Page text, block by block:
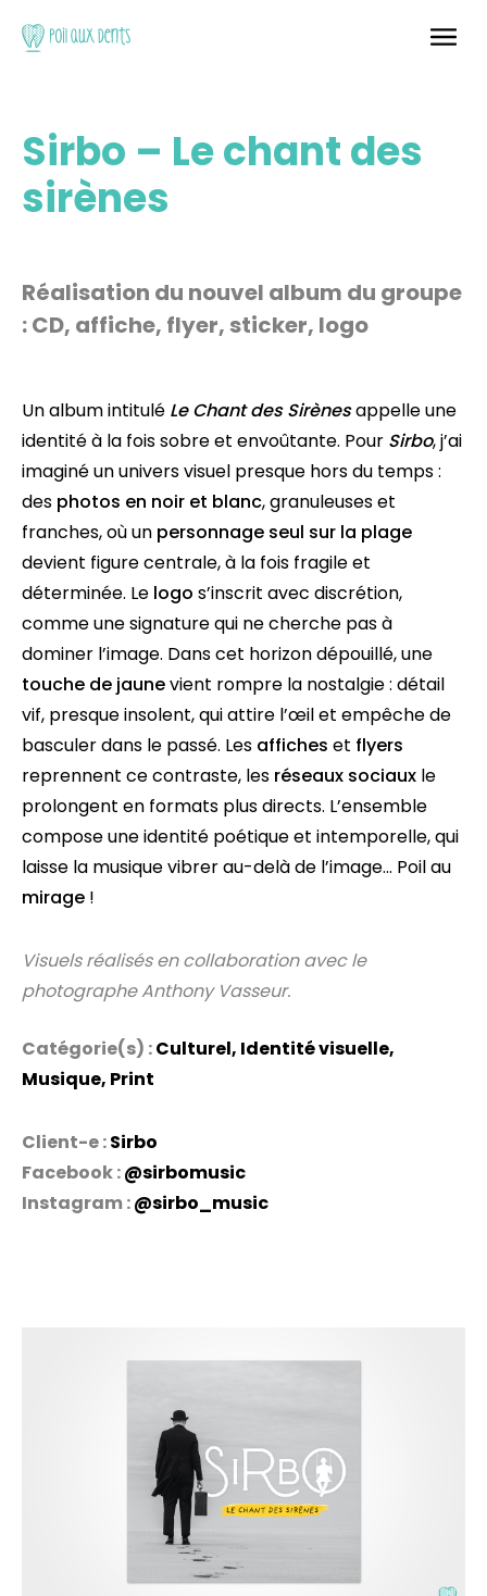
Sirbo – Le chant des
sirènes
Réalisation du nouvel album du groupe
: CD, affiche, flyer, sticker, logo
Un album intitulé Le Chant des Sirènesappelle une
identité à la fois sobre et envoûtante. Pour Sirbo, j’ai
imaginé un univers visuel presque hors du temps :
des photos en noir et blanc, granuleuses et
franches, où un personnage seul sur la plage
devient figure centrale, à la fois fragile et
déterminée. Le logo s’inscrit avec discrétion,
comme une signature qui ne cherche pas à
dominer l’image. Dans cet horizon dépouillé, une
touche de jaunevient rompre la nostalgie : détail
vif, presque insolent, qui attire l’œil et empêche de
basculer dans le passé. Les affiches et flyers
reprennent ce contraste, les réseaux sociaux le
prolongent en formats plus directs. L’ensemble
compose une identité poétique et intemporelle, qui
laisse la musique vibrer au-delà de l’image… Poil au
mirage !
Visuels réalisés en collaboration avec le
photographe Anthony Vasseur.
Catégorie(s) :Culturel, Identité visuelle,
Musique, Print
Client-e :Sirbo
Facebook :@sirbomusic
Instagram :@sirbo_music